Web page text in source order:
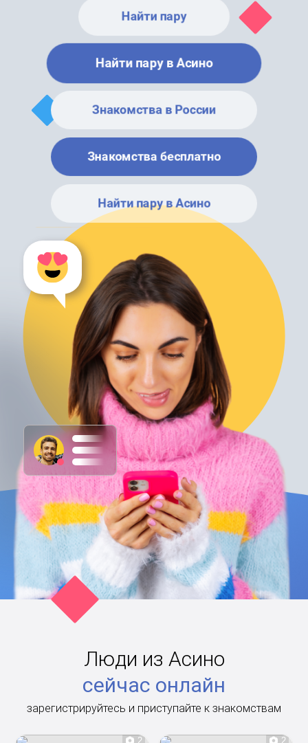
Найти пару
Найти пару в Асино
Знакомства в России
Знакомства бесплатно
Найти пару в Асино
Люди из Асино
сейчас онлайн
зарегистрируйтесь и приступайте к знакомствам
2 2